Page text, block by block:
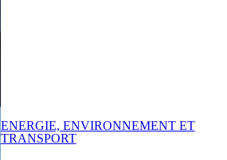
ENERGIE, ENVIRONNEMENT ET
TRANSPORT